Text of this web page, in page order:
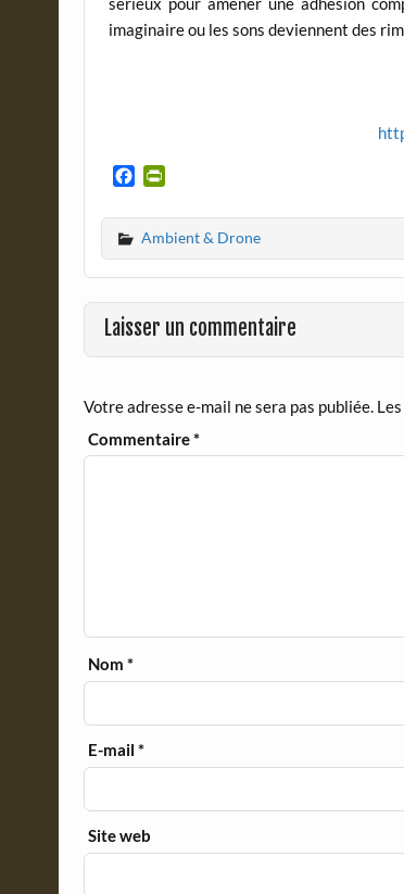
imaginaire ou les sons deviennent des
c
e
b
o
o
k
i
n
t
F
r
i
l
y
Ambient & Drone
Laisser un commentaire
Votre adresse e-mail ne sera pas publiée.
Commentaire*
Nom*
E-mail*
Site web